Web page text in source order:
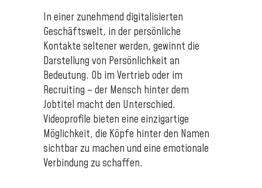
In einer zunehmend digitalisierten
Geschäftswelt, in der persönliche
Kontakte seltener werden, gewinnt die
Darstellung von Persönlichkeit an
Bedeutung. Ob im Vertrieb oder im
Recruiting – der Mensch hinter dem
Jobtitel macht den Unterschied.
Videoprofile bieten eine einzigartige
Möglichkeit, die Köpfe hinter den Namen
sichtbar zu machen und eine emotionale
Verbindung zu schaffen.